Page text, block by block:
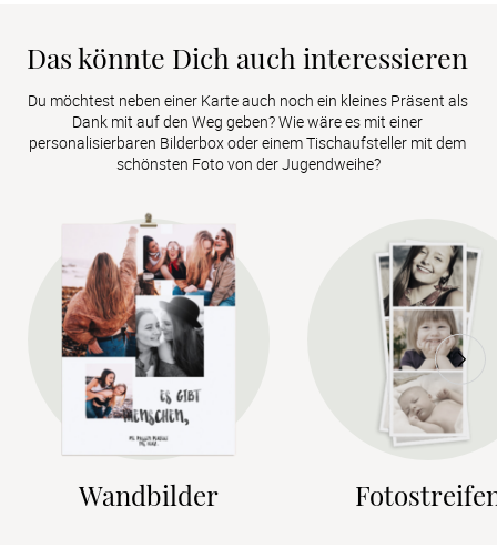
Das könnte Dich auch interessieren
Du möchtest neben einer Karte auch noch ein kleines Präsent als
Dank mit auf den Weg geben? Wie wäre es mit einer
personalisierbaren Bilderbox oder einem Tischaufsteller mit dem
schönsten Foto von der Jugendweihe?
Wandbilder